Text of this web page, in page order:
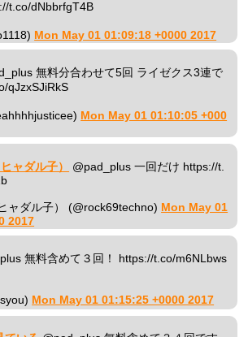
t.co/dNbbrfgT4B
Mon May 01 01:09:18 +0000 2017
無料分合わせて5回 ライゼクス3連で
qJzxSJiRkS
Mon May 01 01:10:05 +000
ャダル子）
@pad_plus 一回だけ https://t.
ダル子） (@rock69techno) Mon May 01
2017
無料含めて３回！ https://t.co/m6NLbws
Mon May 01 01:15:25 +0000 2017